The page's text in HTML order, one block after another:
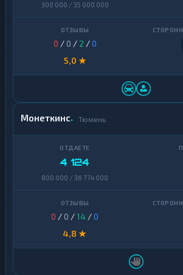
300 000 / 35 000 000
0 / 0 / 2 /0
5,0 ★
Монеткинс Тюмень
4 124
800 000 / 36 774 000
0 / 0 /14 /0
4,8 ★